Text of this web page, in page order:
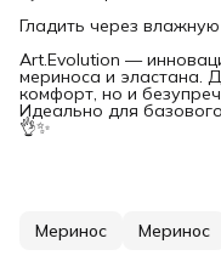
Гладить через
Art.Evolution —
мериноса и эластана.
комфорт, но и
Идеально для
👌✨
Меринос Меринос